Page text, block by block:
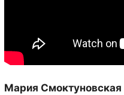
Мария Смоктуновская